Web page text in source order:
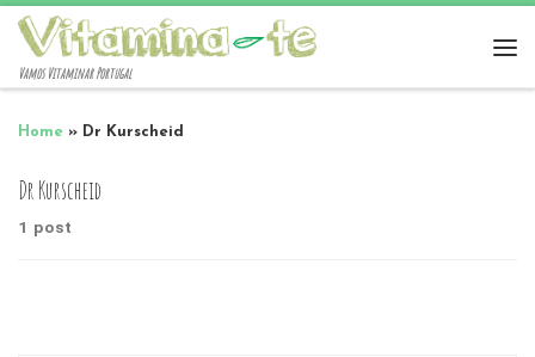
Vamos Vitaminar Portugal
Home » Dr Kurscheid
Dr Kurscheid
1 post